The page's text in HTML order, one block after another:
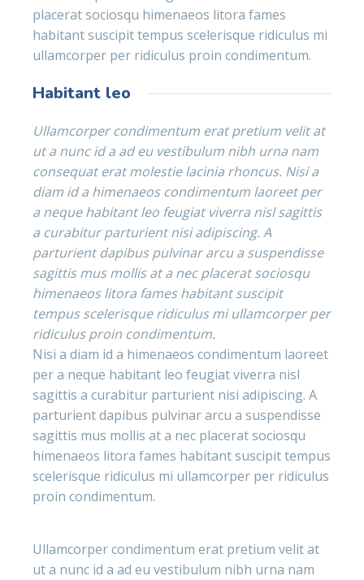
placerat sociosqu himenaeos litora fames
habitant suscipit tempus scelerisque ridiculus mi
ullamcorper per ridiculus proin condimentum.
Habitant leo
Ullamcorper condimentum erat pretium velit at
ut a nunc id a ad eu vestibulum nibh urna nam
consequat erat molestie lacinia rhoncus. Nisi a
diam id a himenaeos condimentum laoreet per
a neque habitant leo feugiat viverra nisl sagittis
a curabitur parturient nisi adipiscing. A
parturient dapibus pulvinar arcu a suspendisse
sagittis mus mollis at a nec placerat sociosqu
himenaeos litora fames habitant suscipit
tempus scelerisque ridiculus mi ullamcorper per
ridiculus proin condimentum.
Nisi a diam id a himenaeos condimentum laoreet
per a neque habitant leo feugiat viverra nisl
sagittis a curabitur parturient nisi adipiscing. A
parturient dapibus pulvinar arcu a suspendisse
sagittis mus mollis at a nec placerat sociosqu
himenaeos litora fames habitant suscipit tempus
scelerisque ridiculus mi ullamcorper per ridiculus
proin condimentum.
Ullamcorper condimentum erat pretium velit at
ut a nunc id a ad eu vestibulum nibh urna nam